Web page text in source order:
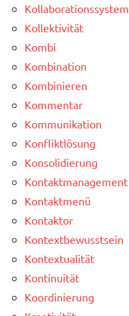
Kollaborationssystem
Kollektivität
Kombi
Kombination
Kombinieren
Kommentar
Kommunikation
Konfliktlösung
Konsolidierung
Kontaktmanagement
Kontaktmenü
Kontaktor
Kontextbewusstsein
Kontextualität
Kontinuität
Koordinierung